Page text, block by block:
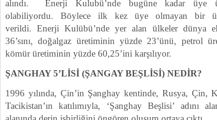
alındı. Enerji Kulubü’nde bugüne kadar üye
olabiliyordu. Böylece ilk kez üye olmayan bir
verildi. Enerji Kulübü’nde yer alan ülkeler dünya
36’sını, doğalgaz üretiminin yüzde 23’ünü, petrol
kömür üretiminin yüzde 60,25’ini karşılıyor.
ŞANGHAY 5’LİSİ (ŞANGAY BEŞLİSİ) NEDİR?
1996 yılında, Çin’in Şanghay kentinde, Rusya, Çin,
Tacikistan’ın katılımıyla, ‘Şanghay Beşlisi’ adını